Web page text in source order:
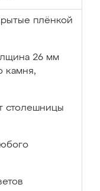
плёнкой
26 мм
камня,
столешницы